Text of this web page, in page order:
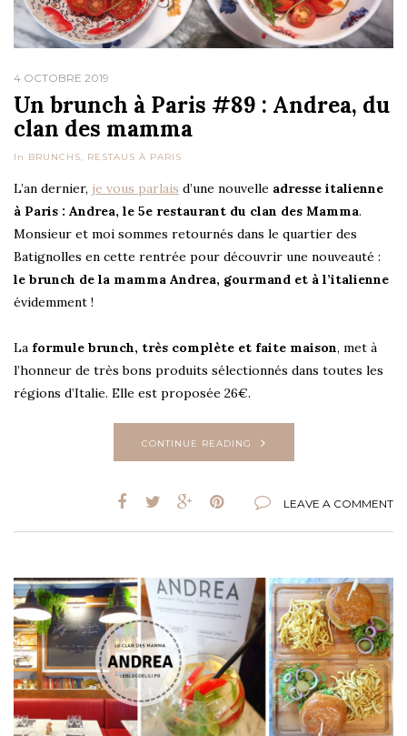
4 OCTOBRE 2019
Un brunch à Paris #89 : Andrea, du
clan des mamma
In BRUNCHS, RESTAUS À PARIS
L’an dernier, je vous parlais d’une nouvelle adresse italienne
à Paris : Andrea, le 5e restaurant du clan des Mamma.
Monsieur et moi sommes retournés dans le quartier des
Batignolles en cette rentrée pour découvrir une nouveauté :
le brunch de la mamma Andrea, gourmand et à l’italienne
évidemment !
La formule brunch, très complète et faite maison, met à
l’honneur de très bons produits sélectionnés dans toutes les
régions d’Italie. Elle est proposée 26€.
CONTINUE READING
LEAVE A COMMENT